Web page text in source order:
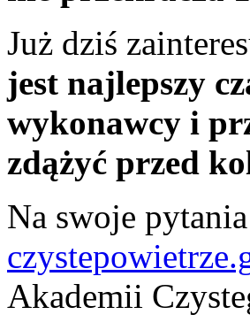
Już dziś
jest najlepszy
wykonawcy i
zdążyć przed
Na swoje
Akademii